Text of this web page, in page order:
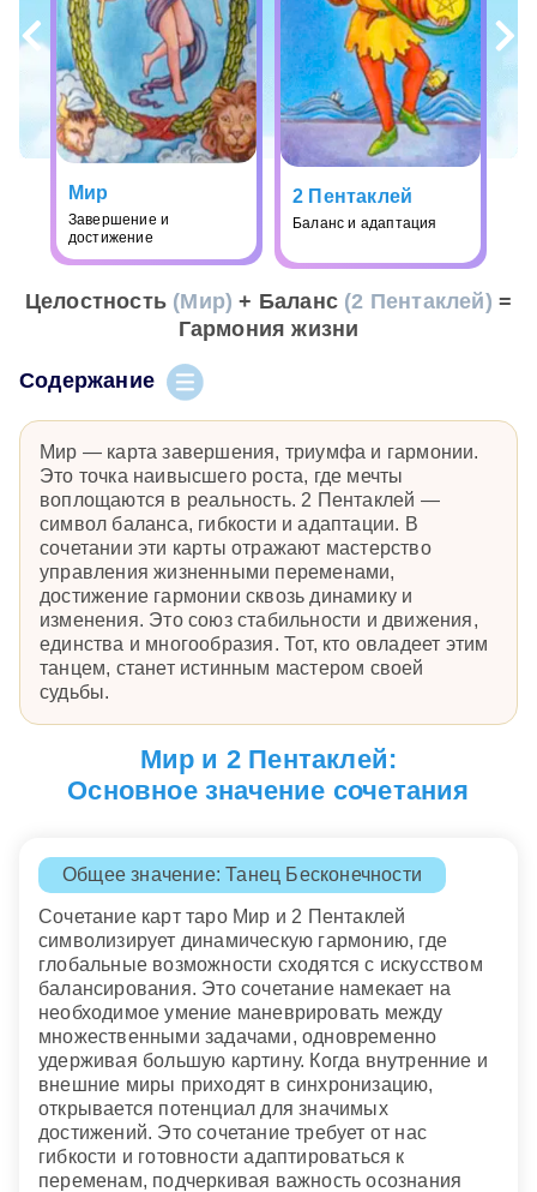
Мир
Завершение и
достижение
2 Пентаклей
Баланс и адаптация
Целостность (Мир) + Баланс (2 Пентаклей) =
Гармония жизни
Содержание
Мир — карта завершения, триумфа и гармонии.
Это точка наивысшего роста, где мечты
воплощаются в реальность. 2 Пентаклей —
символ баланса, гибкости и адаптации. В
сочетании эти карты отражают мастерство
управления жизненными переменами,
достижение гармонии сквозь динамику и
изменения. Это союз стабильности и движения,
единства и многообразия. Тот, кто овладеет этим
танцем, станет истинным мастером своей
судьбы.
Мир и 2 Пентаклей:
Основное значение сочетания
Общее значение: Танец Бесконечности
Сочетание карт таро Мир и 2 Пентаклей
символизирует динамическую гармонию, где
глобальные возможности сходятся с искусством
балансирования. Это сочетание намекает на
необходимое умение маневрировать между
множественными задачами, одновременно
удерживая большую картину. Когда внутренние и
внешние миры приходят в синхронизацию,
открывается потенциал для значимых
достижений. Это сочетание требует от нас
гибкости и готовности адаптироваться к
переменам, подчеркивая важность осознания